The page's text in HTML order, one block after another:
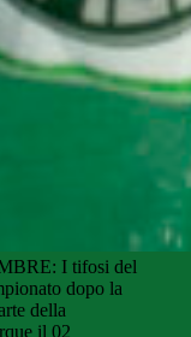
I tifosi del
dopo la
della
il 02